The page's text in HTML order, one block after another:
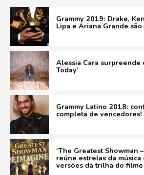
Grammy 2019: Drake,
Lipa e Ariana Grande
Alessia Cara surpreende
Today’
Grammy Latino 2018:
completa de vencedores!
‘The Greatest Showman
reúne estrelas da música
versões da trilha do filme